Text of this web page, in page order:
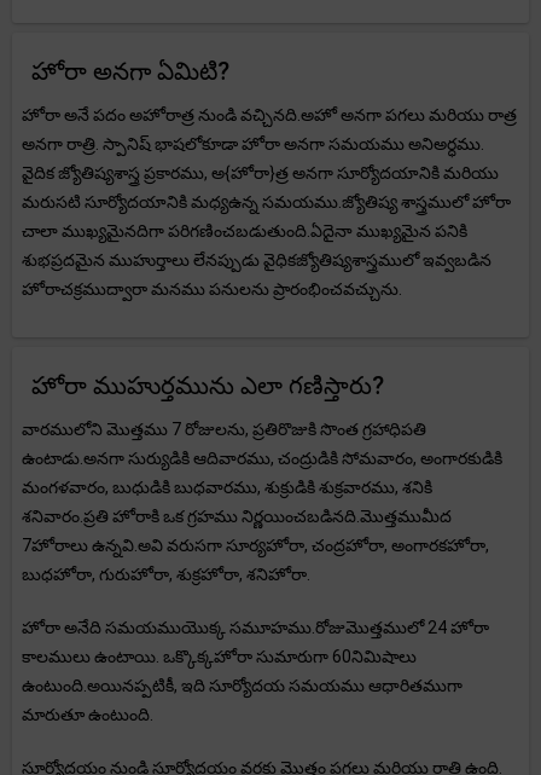
హోరా అనగా ఏమిటి?
హోరా అనే పదం అహోరాత్ర నుండి వచ్చినది.అహో అనగా పగలు మరియు రాత్ర
అనగా రాత్రి. స్పానిష్ భాషలోకూడా హోరా అనగా సమయము అనిఅర్ధము.
వైదిక జ్యోతిష్యశాస్త్ర ప్రకారము, అ{హోరా}త్ర అనగా సూర్యోదయానికి మరియు
మరుసటి సూర్యోదయానికి మధ్యఉన్న సమయము.జ్యోతిష్య శాస్త్రములో హోరా
చాలా ముఖ్యమైనదిగా పరిగణించబడుతుంది.ఏదైనా ముఖ్యమైన పనికి
శుభప్రదమైన ముహుర్తాలు లేనప్పుడు వైధికజ్యోతిష్యశాస్త్రములో ఇవ్వబడిన
హోరాచక్రముద్వారా మనము పనులను ప్రారంభించవచ్చును.
హోరా ముహుర్తమును ఎలా గణిస్తారు?
వారములోని మొత్తము 7 రోజులను, ప్రతిరొజుకి సొంత గ్రహాధిపతి
ఉంటాడు.అనగా సుర్యుడికి ఆదివారము, చంద్రుడికి సోమవారం, అంగారకుడికి
మంగళవారం, బుధుడికి బుధవారము, శుక్రుడికి శుక్రవారము, శనికి
శనివారం.ప్రతి హోరాకి ఒక గ్రహము నిర్ణయించబడినది.మొత్తముమీద
7హోరాలు ఉన్నవి.అవి వరుసగా సూర్యహోరా, చంద్రహోరా, అంగారకహోరా,
బుధహోరా, గురుహోరా, శుక్రహోరా, శనిహోరా.
హోరా అనేది సమయముయొక్క సమూహము.రోజుమొత్తములో 24 హోరా
కాలములు ఉంటాయి. ఒక్కొక్కహోరా సుమారుగా 60నిమిషాలు
ఉంటుంది.అయినప్పటికీ, ఇది సూర్యోదయ సమయము ఆధారితముగా
మారుతూ ఉంటుంది.
సూర్యోదయం నుండి సూర్యోదయం వరకు మొత్తం పగలు మరియు రాత్రి ఉంది.